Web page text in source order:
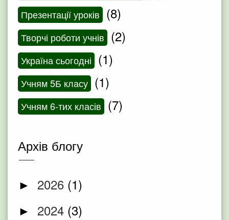
Презентації уроків (8)
Творчі роботи учнів (2)
Україна сьогодні (1)
Учням 5Б класу (1)
Учням 6-тих класів (7)
Архів блогу
► 2026 (1)
► 2024 (3)